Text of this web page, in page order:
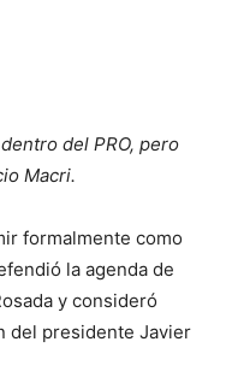
del PRO, pero
Macri.
formalmente como
la agenda de
y consideró
del presidente Javier